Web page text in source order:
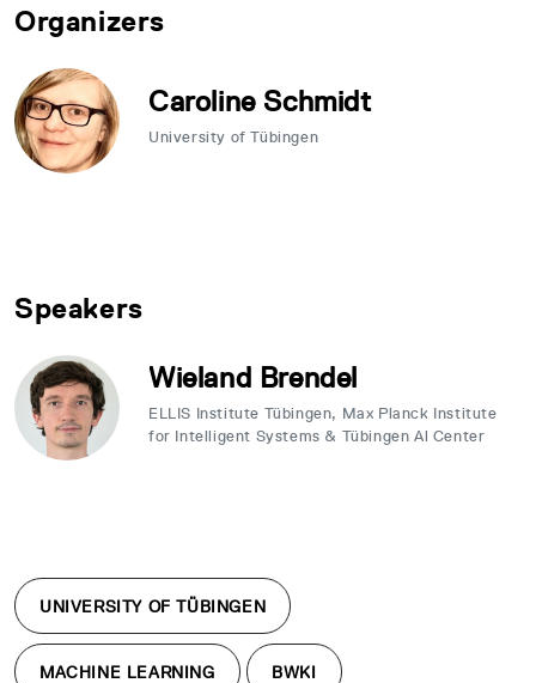
Organizers
Caroline Schmidt
University of Tübingen
Speakers
Wieland Brendel
ELLIS Institute Tübingen, Max Planck Institute
for Intelligent Systems & Tübingen Al Center
UNIVERSITY OF TÜBINGEN
MACHINE LEARNING BWKI